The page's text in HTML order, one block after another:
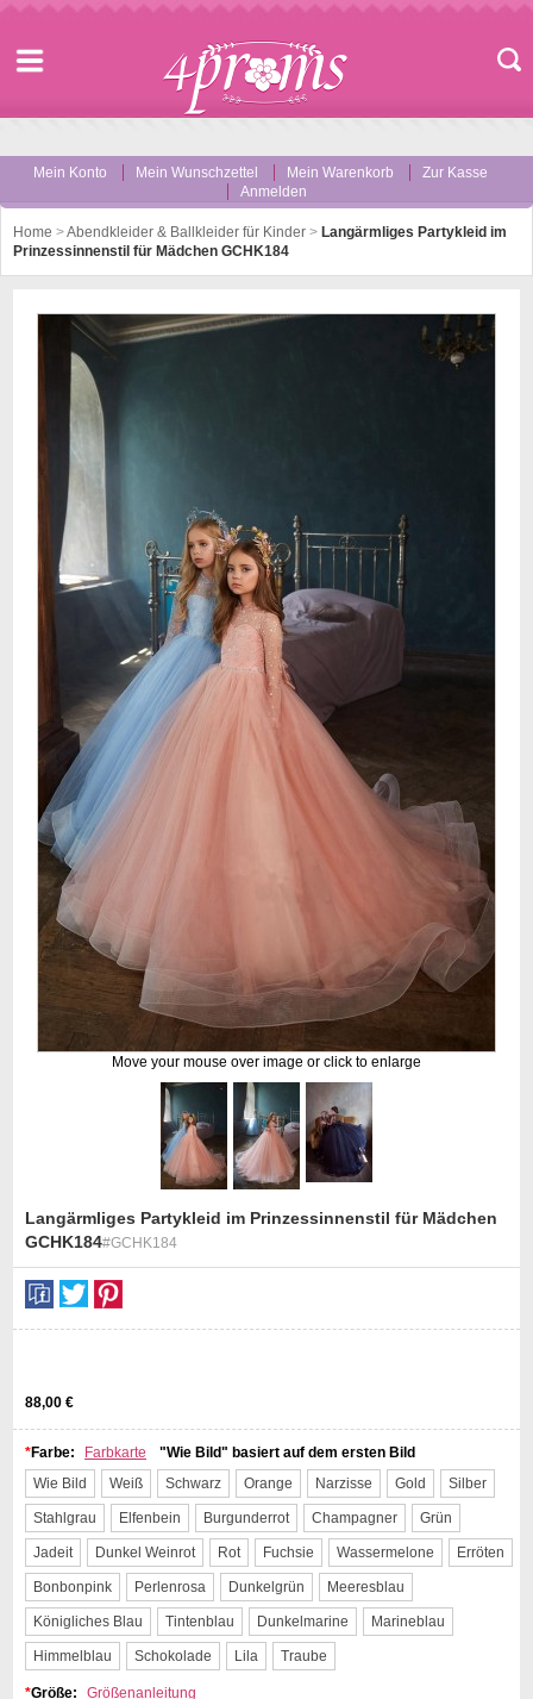
Mein Konto Mein Wunschzettel Mein Warenkorb
Zur Kasse
Anmelden
Home >Abendkleider & Ballkleider für Kinder > Langärmliges Partykleid im
Prinzessinnenstil für Mädchen GCHK184
Langärmliges Partykleid im Prinzessinnenstil für Mädchen
GCHK184#GCHK184
88,00 €
*Farbe: Farbkarte
"Wie Bild" basiert auf dem ersten Bild
Wie Bild
Weiß Schwarz Orange Narzisse Gold Silber
Stahlgrau Elfenbein Burgunderrot Champagner Grün
Jadeit Dunkel Weinrot Rot Fuchsie Wassermelone Erröten
Bonbonpink Perlenrosa Dunkelgrün Meeresblau
Königliches Blau Tintenblau Dunkelmarine Marineblau
Himmelblau Schokolade Lila Traube
*Größe:
Größenanleitung
Move your mouse over image or click to enlarge